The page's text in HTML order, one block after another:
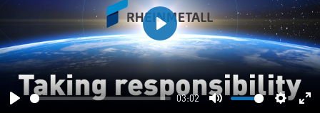
Play
03:02
Mute
Play